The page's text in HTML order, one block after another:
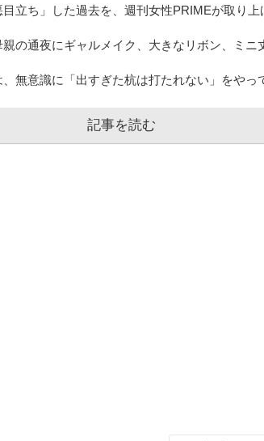
目立ち」した過去を、週刊女性PRIMEが取り上
親の通夜にギャルメイク、大きなリボン、ミニ
無意識に「出すぎた杭は打たれない」をやっ
記事を読む